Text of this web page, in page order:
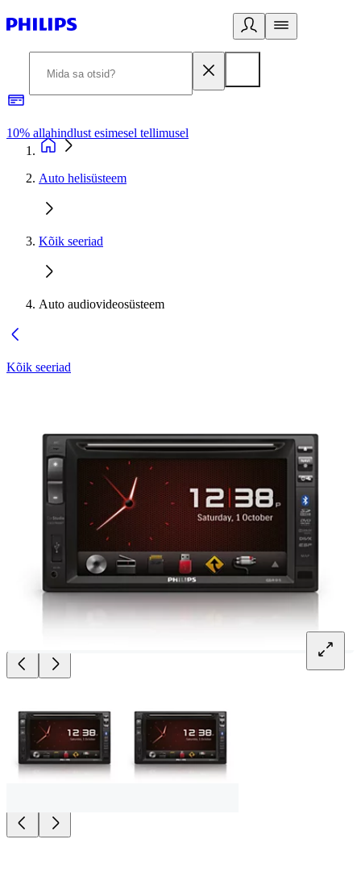
10% allahindlust esimesel tellimusel
Auto helisüsteem
Kõik seeriad
Auto audiovideosüsteem
Kõik seeriad